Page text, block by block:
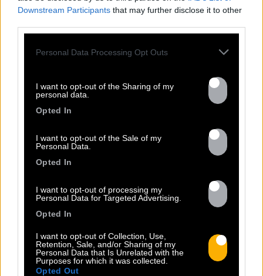
Downstream Participants that may further disclose it to other
Personal Data Processing Opt Outs
I want to opt-out of the Sharing of my
personal data.
Opted In
I want to opt-out of the Sale of my
Personal Data.
Opted In
I want to opt-out of processing my
Personal Data for Targeted Advertising.
Opted In
I want to opt-out of Collection, Use,
Retention, Sale, and/or Sharing of my
Personal Data that Is Unrelated with the
Purposes for which it was collected.
Opted Out
RADIO LEO
Previous